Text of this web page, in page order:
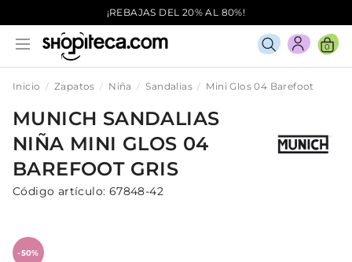
¡REBAJAS DEL 20% AL 80%!
0
Inicio Zapatos Niña Sandalias Mini Glos 04 Barefoot
MUNICH SANDALIAS
NIÑA MINI GLOS 04
BAREFOOT GRIS
Código artículo: 67848-42
-50%